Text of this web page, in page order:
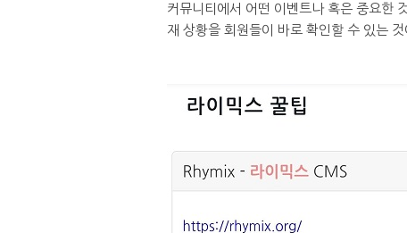
커뮤니티에서 어떤 이벤트나 혹은 중요한
재 상황을 회원들이 바로 확인할 수 있는 것